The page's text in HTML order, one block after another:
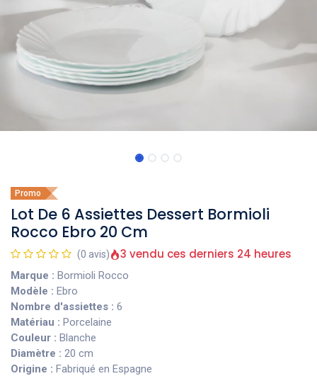
Promo
Lot De 6 Assiettes Dessert Bormioli
Rocco Ebro 20 Cm
(0 avis) 3 vendu ces derniers 24 heures
Marque : Bormioli Rocco
Modèle : Ebro
Nombre d'assiettes : 6
Matériau : Porcelaine
Couleur : Blanche
Diamètre : 20 cm
Origine : Fabriqué en Espagne